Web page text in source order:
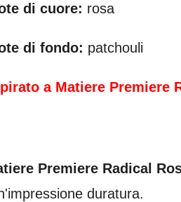
di cuore: rosa
di fondo: patchouli
a Matiere Premiere
Premiere Radical
duratura.